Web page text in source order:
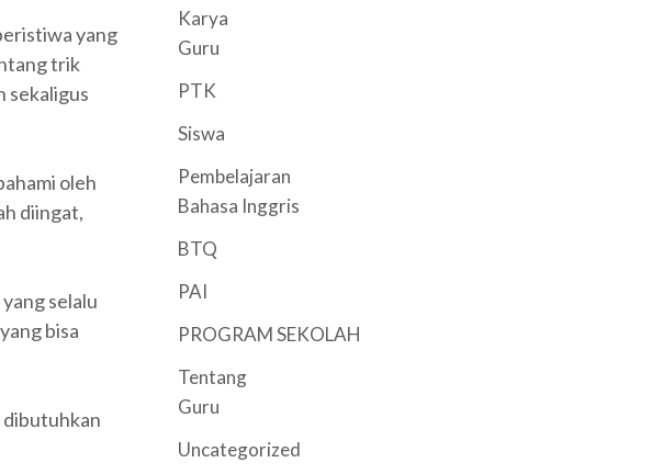
yang
trik
sekaligus
oleh
diingat,
selalu
bisa
dibutuhkan
Karya
Guru
PTK
Siswa
Pembelajaran
Bahasa Inggris
BTQ
PAI
PROGRAM SEKOLAH
Tentang
Guru
Uncategorized